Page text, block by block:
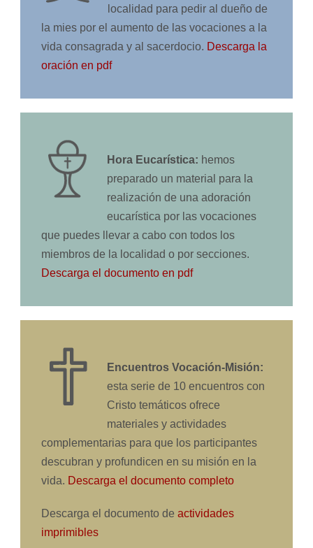
localidad para pedir al dueño de
la mies por el aumento de las vocaciones a la
vida consagrada y al sacerdocio. Descarga la
oración en pdf
Hora Eucarística: hemos
preparado un material para la
realización de una adoración
eucarística por las vocaciones
que puedes llevar a cabo con todos los
miembros de la localidad o por secciones.
Descarga el documento en pdf
Encuentros Vocación-Misión:
esta serie de 10 encuentros con
Cristo temáticos ofrece
materiales y actividades
complementarias para que los participantes
descubran y profundicen en su misión en la
vida. Descarga el documento completo
Descarga el documento de actividades
imprimibles